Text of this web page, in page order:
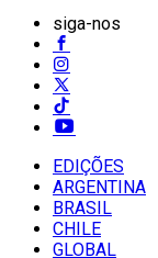
siga-nos
EDIÇÕES
ARGENTINA
BRASIL
CHILE
GLOBAL